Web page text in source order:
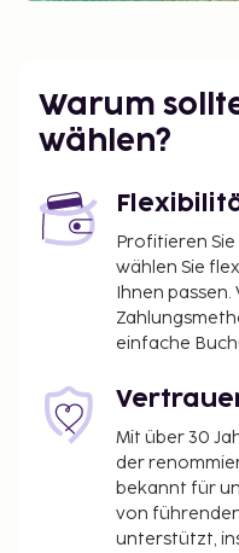
Warum
wählen?
Profitieren
wählen Sie
Ihnen
einfache
Mit über 30
der
bekannt für
von
unterstützt,